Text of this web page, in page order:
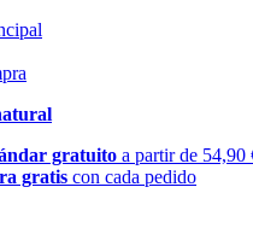
gratuito a partir de 54,90
gratis con cada pedido